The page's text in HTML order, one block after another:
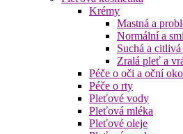
Krémy
Mastná a
Normální a
Suchá a
Zralá pleť a
Péče o oči a oční
Péče o rty
Pleťové vody
Pleťová mléka
Pleťové oleje